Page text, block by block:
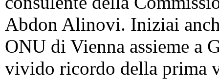
Abdon Alinovi. Iniziai
ONU di Vienna assieme a
vivido ricordo della prima